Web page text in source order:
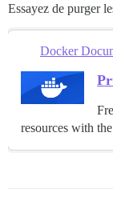
Essayez de purger
Docker
resources with